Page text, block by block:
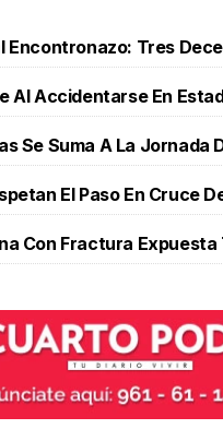
Encontronazo: Tres
Al Accidentarse En
Se Suma A La Jornada
El Paso En Cruce
Con Fractura